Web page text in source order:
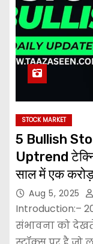
STOCK MARKET
5 Bullish
Uptrend
साल में एक
Aug 5, 2025
Introduction:–
संभावना को